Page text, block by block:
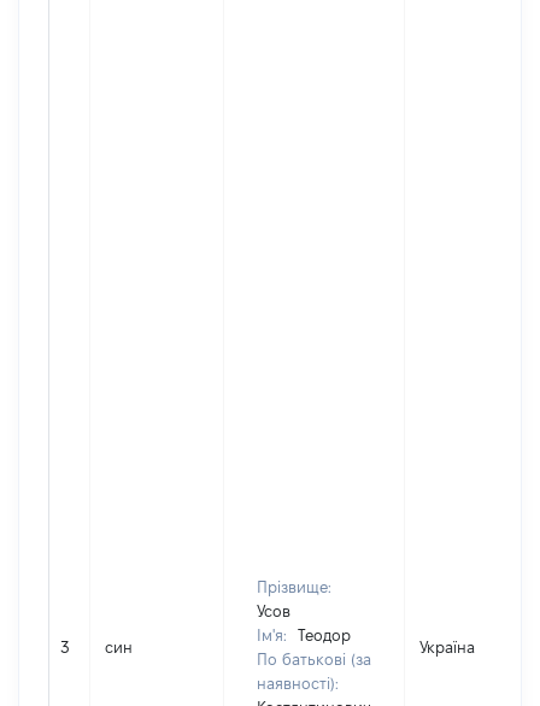
3 син
Прізвище:
Усов
Ім'я:
Теодор
По батькові (за
наявності):
Україна